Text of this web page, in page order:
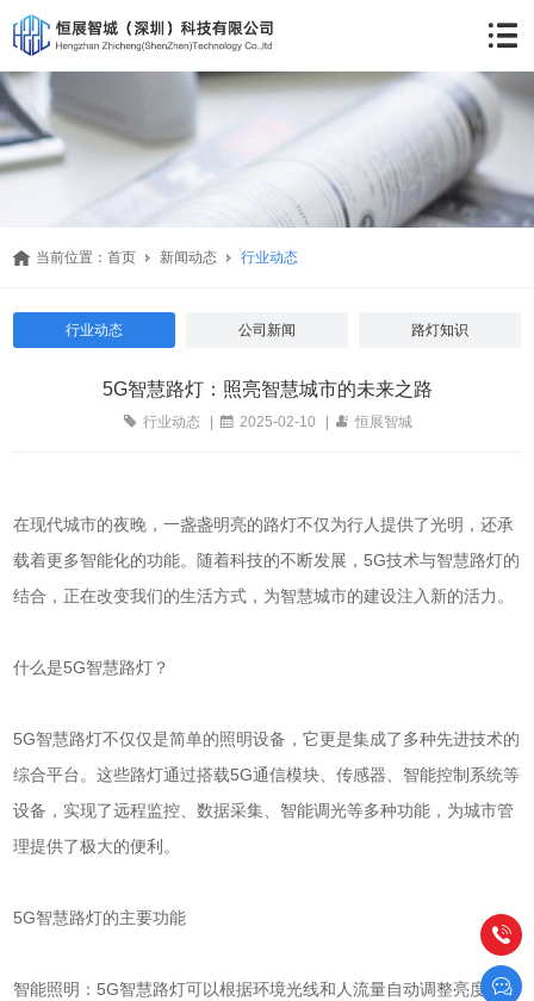
当前位置：首页 新闻动态 行业动态
行业动态 公司新闻 路灯知识
5G智慧路灯：照亮智慧城市的未来之路
行业动态 2025-02-10 恒展智城
在现代城市的夜晚，一盏盏明亮的路灯不仅为行人提供了光明，还承
载着更多智能化的功能。随着科技的不断发展，5G技术与智慧路灯的
结合，正在改变我们的生活方式，为智慧城市的建设注入新的活力。
什么是5G智慧路灯？
5G智慧路灯不仅仅是简单的照明设备，它更是集成了多种先进技术的
综合平台。这些路灯通过搭载5G通信模块、传感器、智能控制系统等
设备，实现了远程监控、数据采集、智能调光等多种功能，为城市管
理提供了极大的便利。
5G智慧路灯的主要功能
智能照明：5G智慧路灯可以根据环境光线和人流量自动调整亮度，实